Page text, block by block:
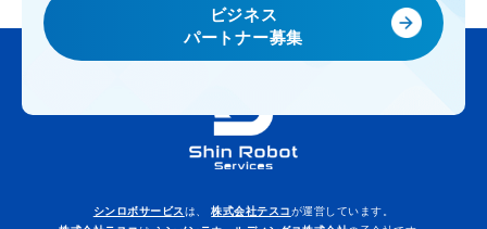
ビジネス
パートナー募集
シンロボサービスは、株式会社テスコが運営しています。